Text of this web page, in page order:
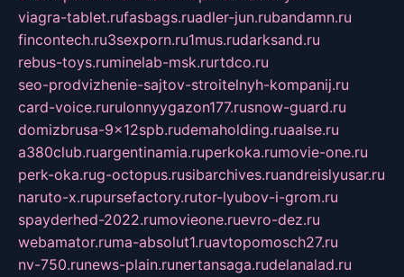
viagra-tablet.rufasbags.ruadler-jun.rubandamn.ru
fincontech.ru3sexporn.ru1mus.rudarksand.ru
rebus-toys.ruminelab-msk.rurtdco.ru
seo-prodvizhenie-sajtov-stroitelnyh-kompanij.ru
card-voice.rurulonnyygazon177.rusnow-guard.ru
domizbrusa-9x12spb.rudemaholding.ruaalse.ru
a380club.ruargentinamia.ruperkoka.rumovie-one.ru
perk-oka.rug-octopus.rusibarchives.ruandreislyusar.ru
naruto-x.rupursefactory.rutor-lyubov-i-grom.ru
spayderhed-2022.rumovieone.ruevro-dez.ru
webamator.ruma-absolut1.ruavtopomosch27.ru
nv-750.runews-plain.runertansaga.rudelanalad.ru